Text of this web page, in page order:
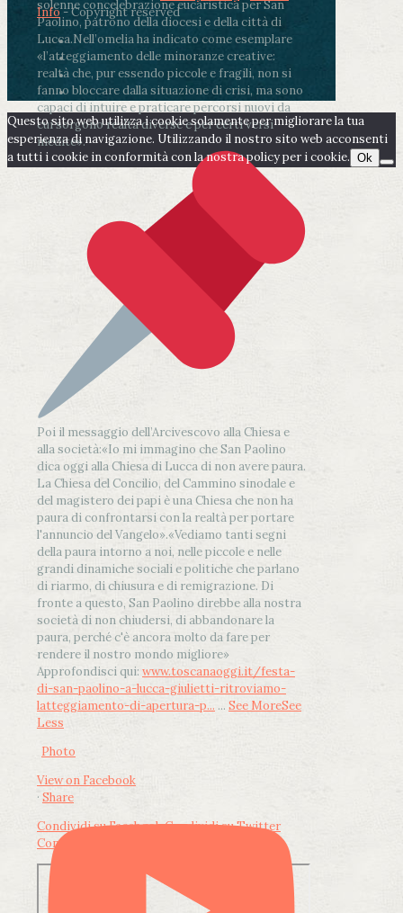
solenne concelebrazione eucaristica per San
Paolino, patrono della diocesi e della città di
Lucca.Nell’omelia ha indicato come esemplare
«l’atteggiamento delle minoranze creative:
realtà che, pur essendo piccole e fragili, non si
fanno bloccare dalla situazione di crisi, ma sono
capaci di intuire e praticare percorsi nuovi da
cui sorgono realtà diverse e per certi versi
inedite».
Poi il messaggio dell’Arcivescovo alla Chiesa e
alla società:«Io mi immagino che San Paolino
dica oggi alla Chiesa di Lucca di non avere paura.
La Chiesa del Concilio, del Cammino sinodale e
del magistero dei papi è una Chiesa che non ha
paura di confrontarsi con la realtà per portare
l'annuncio del Vangelo».«Vediamo tanti segni
della paura intorno a noi, nelle piccole e nelle
grandi dinamiche sociali e politiche che parlano
di riarmo, di chiusura e di remigrazione. Di
fronte a questo, San Paolino direbbe alla nostra
società di non chiudersi, di abbandonare la
paura, perché c'è ancora molto da fare per
rendere il nostro mondo migliore»
Approfondisci qui: www.toscanaoggi.it/festa-
di-san-paolino-a-lucca-giulietti-ritroviamo-
latteggiamento-di-apertura-p... ... See MoreSee
Less
Photo
View on Facebook
· Share
Condividi su FacebookCondividi su Twitter
Condividi su LinkedIn
Info- Copyright reserved
Questo sito web utilizza i cookie solamente per migliorare la tua
esperienza di navigazione. Utilizzando il nostro sito web acconsenti
a tutti i cookie in conformità con la nostra policy per i cookie. Ok